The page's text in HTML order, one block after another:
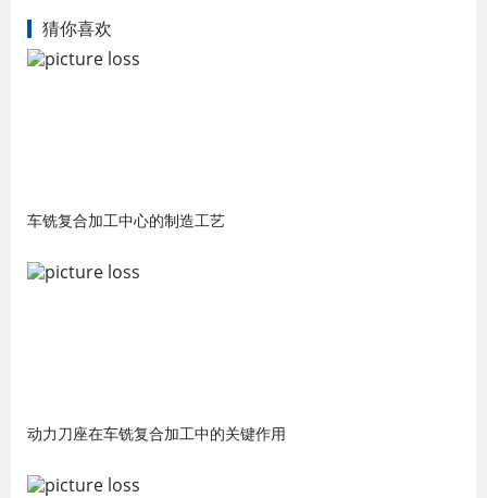
猜你喜欢
车铣复合加工中心的制造工艺
动力刀座在车铣复合加工中的关键作用